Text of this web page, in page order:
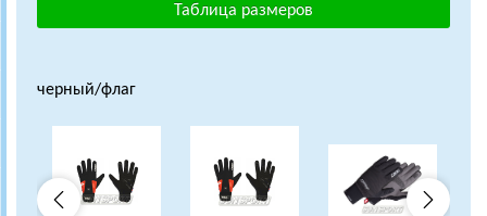
Таблица размеров
черный/флаг